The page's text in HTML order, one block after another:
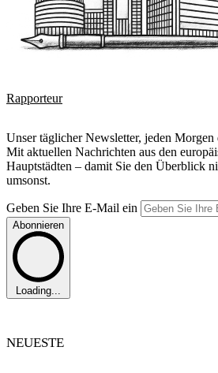
Rapporteur
Unser täglicher Newsletter, jeden
Mit aktuellen Nachrichten aus den
Hauptstädten – damit Sie den Überblick
umsonst.
Geben Sie Ihre E-Mail ein
Abonnieren
Loading...
NEUESTE